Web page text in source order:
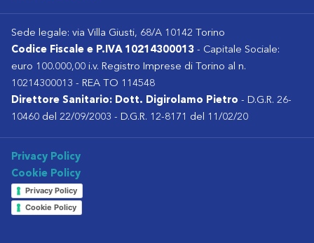
Sede legale: via Villa Giusti, 68/A 10142 Torino
Codice Fiscale e P.IVA 10214300013 - Capitale Sociale:
euro 100.000,00 i.v. Registro Imprese di Torino al n.
10214300013 - REA TO 114548
Direttore Sanitario: Dott. Digirolamo Pietro - D.G.R. 26-
10460 del 22/09/2003 - D.G.R. 12-8171 del 11/02/20
Privacy Policy
Cookie Policy
Privacy Policy
Cookie Policy